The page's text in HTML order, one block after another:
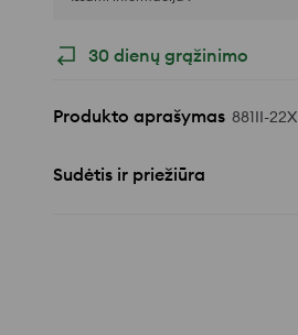
30 dienų grąžinimo
Produkto aprašymas 881II-22X
Sudėtis ir priežiūra